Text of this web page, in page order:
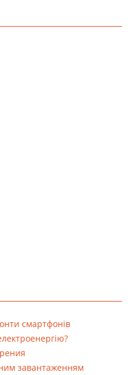
смартфонів
завантаженням